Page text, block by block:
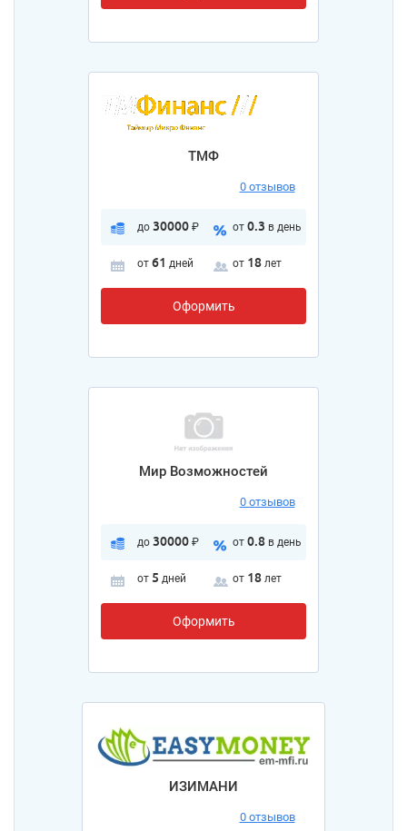
ТМФ
0 отзывов
до 30000 ₽ от 0.3 в день
от 61 дней от 18 лет
Оформить
Мир Возможностей
0 отзывов
до 30000 ₽ от 0.8 в день
от 5 дней от 18 лет
Оформить
ИЗИМАНИ
0 отзывов